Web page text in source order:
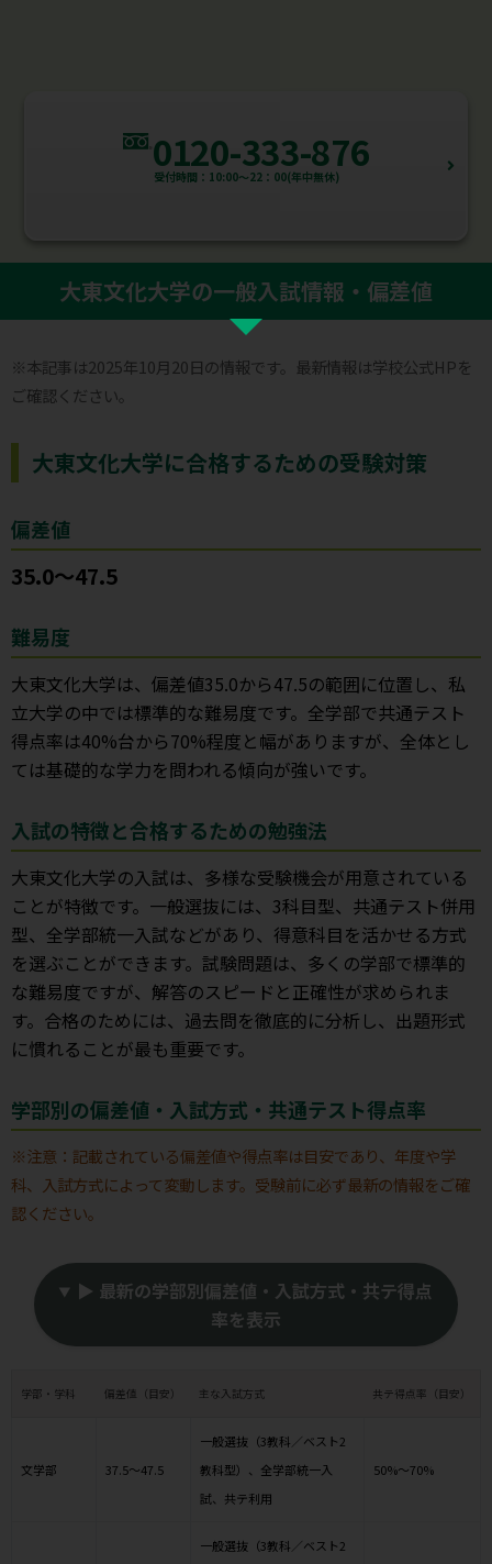
0120-333-876
受付時間：10:00～22：00(年中無休)
大東文化大学の一般入試情報・偏差値
※本記事は2025年10月20日の情報です。最新情報は学校公式HPを
ご確認ください。
大東文化大学に合格するための受験対策
偏差値
35.0〜47.5
難易度
大東文化大学は、偏差値35.0から47.5の範囲に位置し、私
立大学の中では標準的な難易度です。全学部で共通テスト
得点率は40%台から70%程度と幅がありますが、全体とし
ては基礎的な学力を問われる傾向が強いです。
入試の特徴と合格するための勉強法
大東文化大学の入試は、多様な受験機会が用意されている
ことが特徴です。一般選抜には、3科目型、共通テスト併用
型、全学部統一入試などがあり、得意科目を活かせる方式
を選ぶことができます。試験問題は、多くの学部で標準的
な難易度ですが、解答のスピードと正確性が求められま
す。合格のためには、過去問を徹底的に分析し、出題形式
に慣れることが最も重要です。
学部別の偏差値・入試方式・共通テスト得点率
※注意：記載されている偏差値や得点率は目安であり、年度や学
科、入試方式によって変動します。受験前に必ず最新の情報をご確
認ください。
▶ 最新の学部別偏差値・入試方式・共テ得点
率を表示
学部・学科 偏差値（目安） 主な入試方式 共テ得点率（目安）
文学部 37.5～47.5
一般選抜（3教科／ベスト2
教科型）、全学部統一入
試、共テ利用
50%～70%
一般選抜（3教科／ベスト2